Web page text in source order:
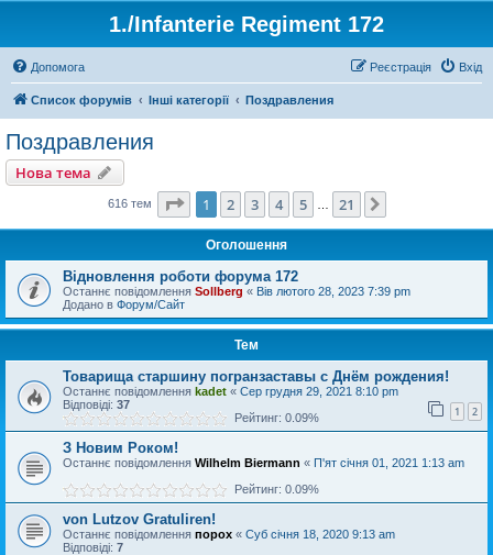
1./Infanterie Regiment 172
Допомога Вхід
Реєстрація
Список форумів Інші категорії Поздравления
Поздравления
Нова тема
616 тем Сторінка1 21
1 2 3 4 5 21
Оголошення
Відновлення роботи форума 172
Останнє повідомлення Sollberg « Вів лютого 28, 2023 7:39 pm
Додано в Форум/Сайт
Тем
Товарища старшину погранзаставы с Днём рождения!
Останнє повідомлення kadet « Сер грудня 29, 2021 8:10 pm
Відповіді: 37 1 2
Рейтинг: 0.09%
З Новим Роком!
Останнє повідомлення Wilhelm Biermann « П'ят січня 01, 2021 1:13 am
Рейтинг: 0.09%
von Lutzov Gratuliren!
Останнє повідомлення порох « Суб січня 18, 2020 9:13 am
Відповіді: 7